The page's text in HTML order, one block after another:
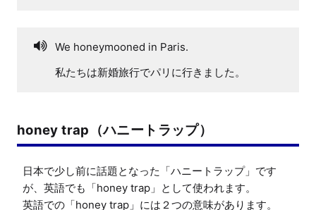
We honeymooned in Paris.
私たちは新婚旅行でパリに行きました。
honey trap（ハニートラップ）
日本で少し前に話題となった「ハニートラップ」です
が、英語でも「honey trap」として使われます。